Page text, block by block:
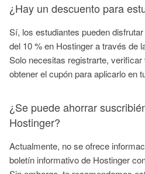
¿Hay un descuento para
Sí, los estudiantes pueden
del 10 % en Hostinger a través de
Solo necesitas registrarte,
obtener el cupón para aplicarlo en
¿Se puede ahorrar
Hostinger?
Actualmente, no se ofrece
boletín informativo de Hostinger